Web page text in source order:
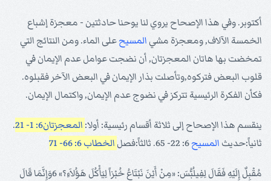
أكتوبر. وفي هذا الإصحاح يروي لنا يوحنا حادثتين - معجزة إشباع
الخمسة الآلاف, ومعجزة مشي المسيحعلى الماء. ومن النتائج التي
تمخضت بها هاتان المعجزتان, أن نضجت عوامل عدم الإيمان في
قلوب البعض فتركوه,وتأصلت بذار الإيمان في البعض الآخر فقبلوه.
فكأن الفكرة الرئيسية تتركز في نضوج عدم الإيمان, واكتمال الإيمان.
ينقسم هذا الإصحاح إلى ثلاثة أقسام رئيسية: أولا: المعجزتان6: 1- 21
.
ثانياً:حديث المسيح الخطاب 6: 66- 71
مُقْبِلٌ إِلَيْهِ فَقَالَ لِفِيلُبُّسَ: «مِنْ أَيْنَ نَبْتَاعُ خُبْزاً لِيَأْكُلَ هَؤُلاَءِ؟» 6وَإِنَّمَا قَالَ